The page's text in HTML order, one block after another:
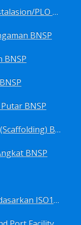
Sertifikasi Inspektur Facility Instalasion/PLO BNSP
BNSP
BNSP
BNSP
Sertifikasi Inspektur Perancah (Scaffolding) BNSP
BNSP
Sertifikasi Internal auditor berdasarkan ISO17025.2017 Pedoman Panduan Mutu&Prosedur Laboratorium BNSP